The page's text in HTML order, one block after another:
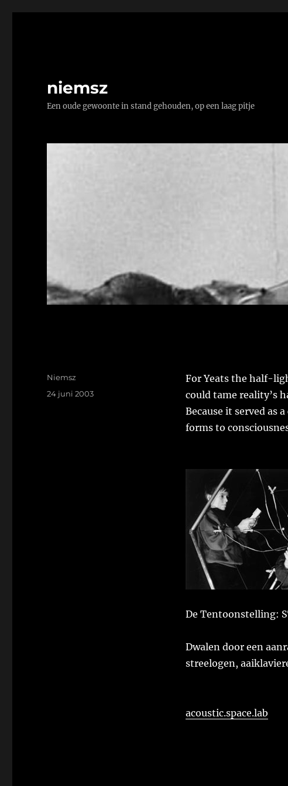
niemsz
Een oude gewoonte in stand gehouden, op een laag pitje
For Yeats the half-
could tame reality’s
Because it served as
forms to
De Tentoonstelling:
Dwalen door een
streelogen,
acoustic.space.lab
Auteur
Niemsz
Geplaatst
24 juni 2003